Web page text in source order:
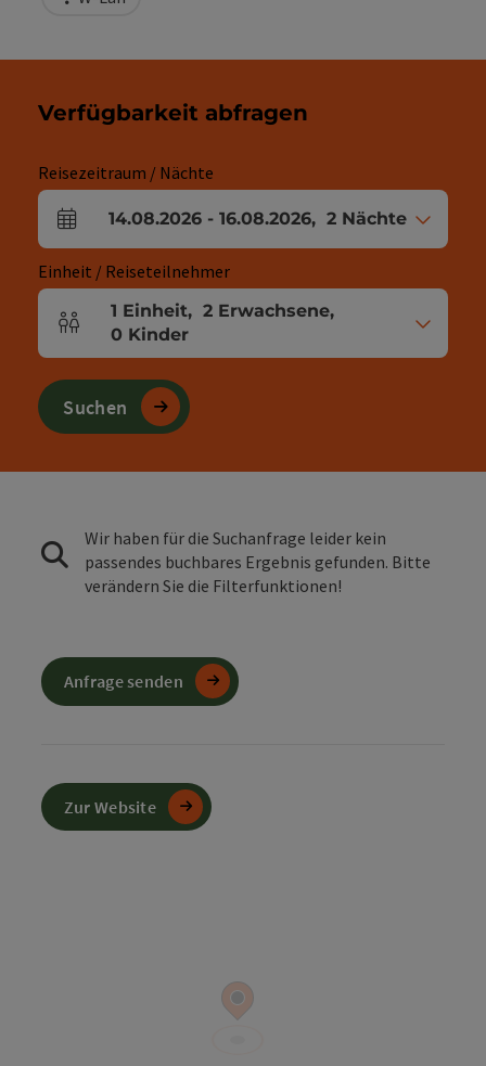
Verfügbarkeit abfragen
Reisezeitraum / Nächte
An- und Abreisefelder
14.08.2026 - 16.08.2026, 2 Nächte
Einheit / Reiseteilnehmer
Einheitenanzahl und Personenfelder
1 Einheit, 2 Erwachsene,
0 Kinder
Suchen
Wir haben für die Suchanfrage leider kein
passendes buchbares Ergebnis gefunden. Bitte
verändern Sie die Filterfunktionen!
Anfrage senden
Zur Website